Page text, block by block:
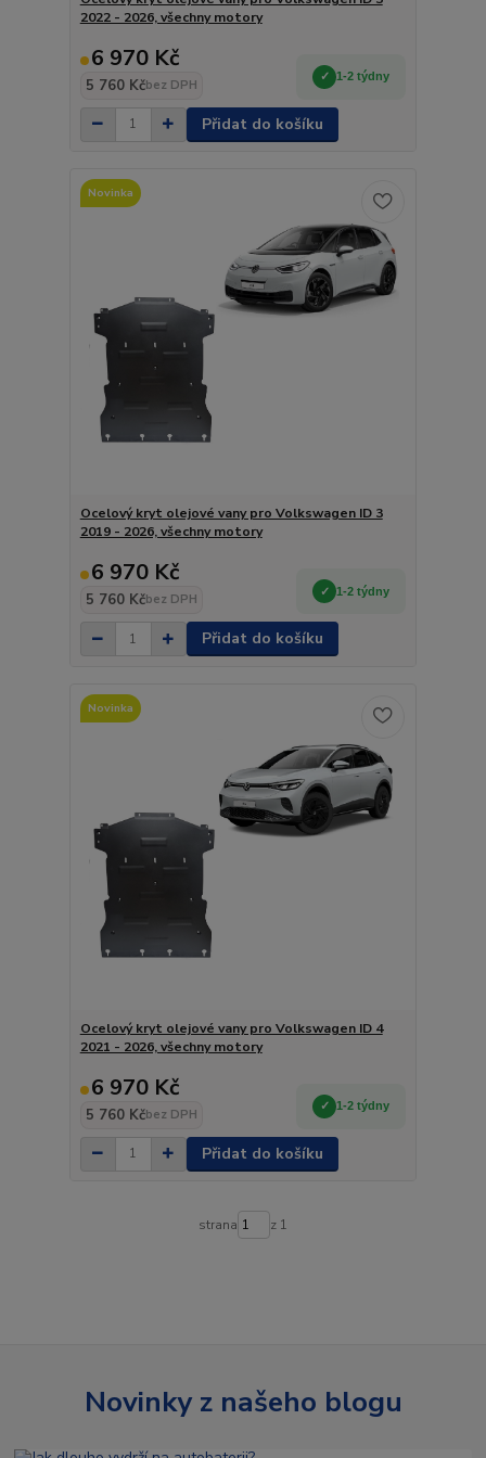
2022 - 2026, všechny motory
6 970 Kč
5 760 Kčbez DPH
1-2 týdny
Přidat do košíku
Novinka
Ocelový kryt olejové vany pro Volkswagen ID 3
2019 - 2026, všechny motory
6 970 Kč
5 760 Kčbez DPH
1-2 týdny
Přidat do košíku
Novinka
Ocelový kryt olejové vany pro Volkswagen ID 4
2021 - 2026, všechny motory
6 970 Kč
5 760 Kčbez DPH
1-2 týdny
Přidat do košíku
strana z 1
Novinky z našeho blogu